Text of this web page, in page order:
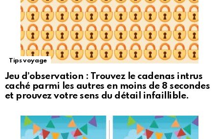
Tips voyage
Jeu d’observation : Trouvez le cadenas intrus
caché parmi les autres en moins de 8 secondes
et prouvez votre sens du détail infaillible.